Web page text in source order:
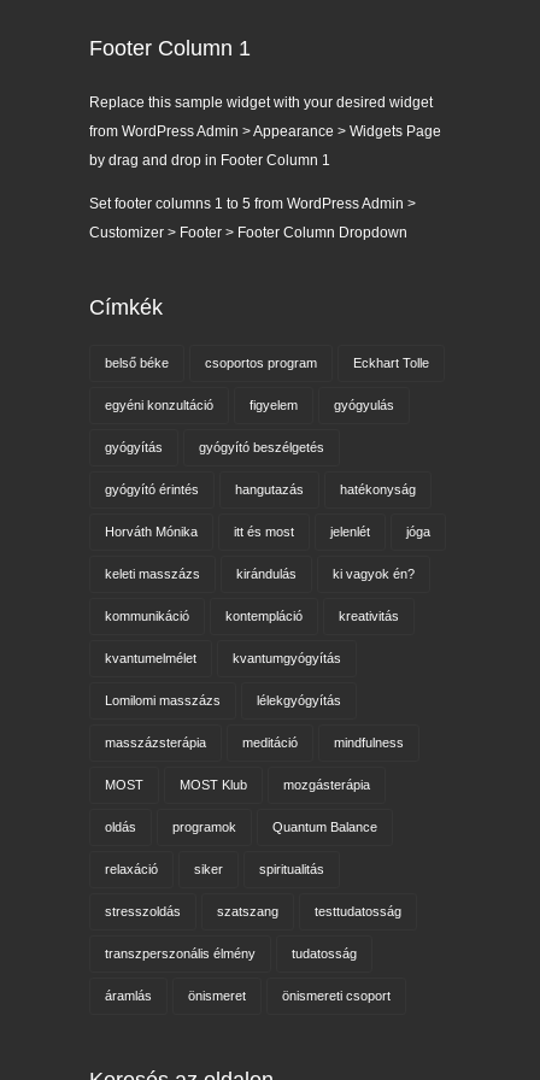
Footer Column 1
Replace this sample widget with your desired widget
from WordPress Admin > Appearance > Widgets Page
by drag and drop in Footer Column 1
Set footer columns 1 to 5 from WordPress Admin >
Customizer > Footer > Footer Column Dropdown
Címkék
belső béke csoportos program Eckhart Tolle
egyéni konzultáció figyelem gyógyulás
gyógyítás gyógyító beszélgetés
gyógyító érintés hangutazás hatékonyság
Horváth Mónika itt és most jelenlét jóga
keleti masszázs kirándulás ki vagyok én?
kommunikáció kontempláció kreativitás
kvantumelmélet kvantumgyógyítás
Lomilomi masszázs lélekgyógyítás
masszázsterápia meditáció mindfulness
MOST MOST Klub mozgásterápia
oldás programok Quantum Balance
relaxáció siker spiritualitás
stresszoldás szatszang testtudatosság
transzperszonális élmény tudatosság
áramlás önismeret önismereti csoport